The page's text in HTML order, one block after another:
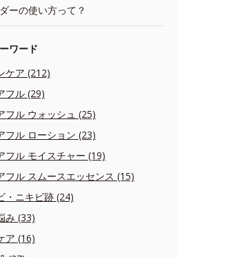
ーの使い方って？
ワード
ケア (212)
フル (29)
フル ウォッシュ (25)
フル ローション (23)
フル モイスチャー (19)
フル スムースエッセンス (15)
・ニキビ跡 (24)
み (33)
ア (16)